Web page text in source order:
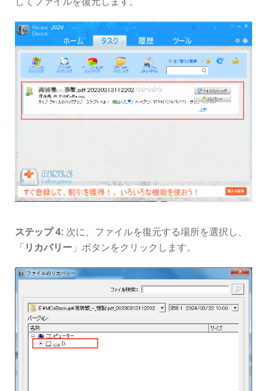
ステップ 4: 次に、ファイルを復元する場所を選択し、
「 リカバリー 」ボタンをクリックします。